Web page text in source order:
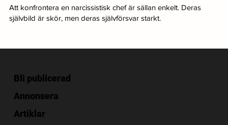
Att konfrontera en narcissistisk chef är sällan enkelt. Deras
självbild är skör, men deras självförsvar starkt.
Bli publicerad
Annonsera
Artiklar